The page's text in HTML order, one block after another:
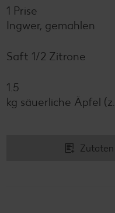
1 Prise
Ingwer, gemahlen
Saft 1/2 Zitrone
1.5
kg säuerliche Äpfel
Zutaten